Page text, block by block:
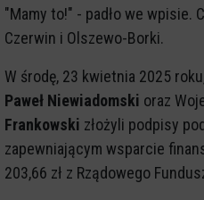
"Mamy to!" - padło we wpisie.
Czerwin i Olszewo-Borki.
W środę, 23 kwietnia 2025
Paweł Niewiadomski oraz
Frankowski złożyli podpisy
zapewniającym wsparcie
203,66 zł z Rządowego